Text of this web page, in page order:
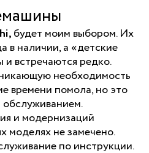
будет моим выбором. Их
в наличии, а «детские
и встречаются редко.
необходимость
времени помола, но это
и модернизаций
моделях не замечено.
по инструкции.